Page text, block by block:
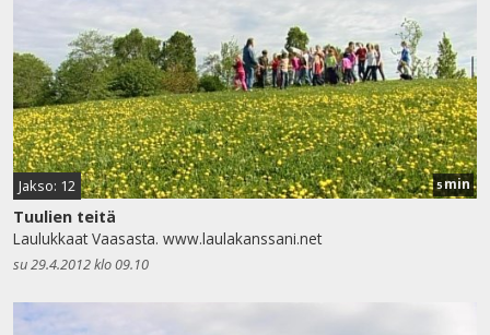
Jakso: 12 5min
Tuulien teitä
Laulukkaat Vaasasta. www.laulakanssani.net
su 29.4.2012 klo 09.10